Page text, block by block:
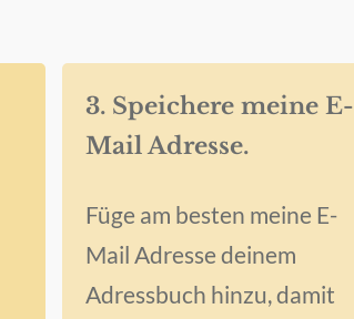
3. Speichere meine E-
Mail Adresse.
Füge am besten meine E-
Mail Adresse deinem
Adressbuch hinzu, damit